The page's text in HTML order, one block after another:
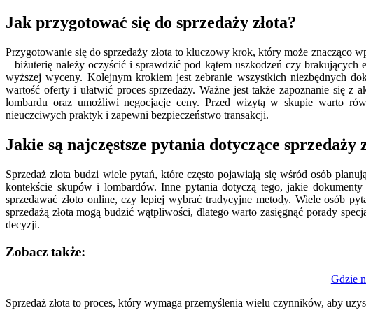
Jak przygotować się do sprzedaży złota?
Przygotowanie się do sprzedaży złota to kluczowy krok, który może znacząco
– biżuterię należy oczyścić i sprawdzić pod kątem uszkodzeń czy
wyższej wyceny. Kolejnym krokiem jest zebranie wszystkich niezbędnych
wartość oferty i ułatwić proces sprzedaży. Ważne jest także zapoznanie się
lombardu oraz umożliwi negocjacje ceny. Przed wizytą w skupie warto
nieuczciwych praktyk i zapewni bezpieczeństwo transakcji.
Jakie są najczęstsze pytania dotyczące sprzedaży
Sprzedaż złota budzi wiele pytań, które często pojawiają się wśród osób
kontekście skupów i lombardów. Inne pytania dotyczą tego, jakie
sprzedawać złoto online, czy lepiej wybrać tradycyjne metody. Wiele osób
sprzedażą złota mogą budzić wątpliwości, dlatego warto zasięgnąć porady
decyzji.
Zobacz także:
Gdzie
Sprzedaż złota to proces, który wymaga przemyślenia wielu czynników, aby
wpisu